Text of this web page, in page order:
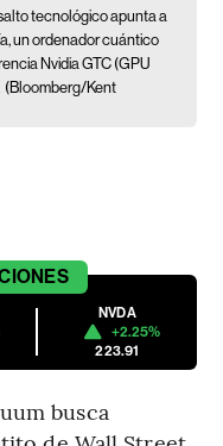
tecnológico apunta a
un ordenador cuántico
Nvidia GTC (GPU
(Bloomberg/Kent
NVDA
+2.25%
223.91
busca